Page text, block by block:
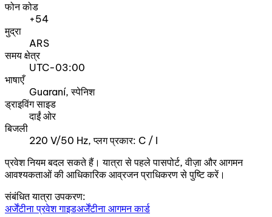
फोन कोड
+54
मुद्रा
ARS
समय क्षेत्र
UTC-03:00
भाषाएँ
Guaraní, स्पेनिश
ड्राइविंग साइड
दाईं ओर
बिजली
220 V/50 Hz, प्लग प्रकार: C / I
प्रवेश नियम बदल सकते हैं। यात्रा से पहले पासपोर्ट, वीज़ा और आगमन
आवश्यकताओं की आधिकारिक आव्रजन प्राधिकरण से पुष्टि करें।
संबंधित यात्रा उपकरण:
अर्जेंटीना प्रवेश गाइडअर्जेंटीना आगमन कार्ड